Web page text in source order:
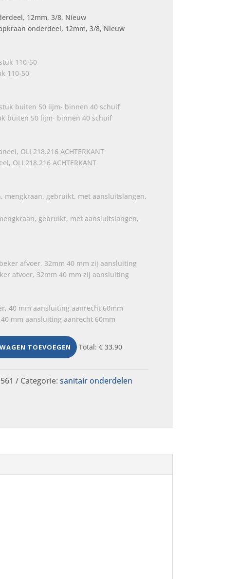
onderdeel, 12mm, 3/8, Nieuw
110-50
buiten 50 lijm- binnen 40 schuif
OLI 218.216 ACHTERKANT
gebruikt, met aansluitslangen,
afvoer, 32mm 40 mm zij aansluiting
mm aansluiting aanrecht 60mm
TOEVOEGEN Total: €33,90
Categorie: sanitair onderdelen